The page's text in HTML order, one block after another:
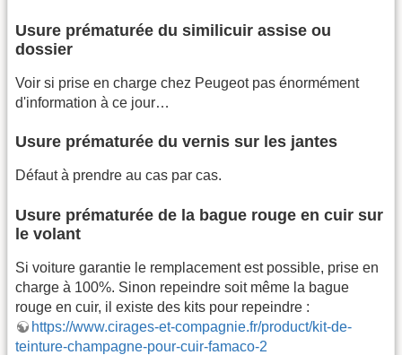
Usure prématurée du similicuir assise ou
dossier
Voir si prise en charge chez Peugeot pas énormément
d'information à ce jour…
Usure prématurée du vernis sur les jantes
Défaut à prendre au cas par cas.
Usure prématurée de la bague rouge en cuir sur
le volant
Si voiture garantie le remplacement est possible, prise en
charge à 100%. Sinon repeindre soit même la bague
rouge en cuir, il existe des kits pour repeindre :
https://www.cirages-et-compagnie.fr/product/kit-de-
teinture-champagne-pour-cuir-famaco-2